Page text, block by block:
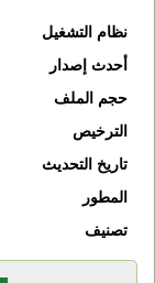
نظام التشغيل
أحدث إصدار
حجم الملف
الترخيص
تاريخ التحديث
المطور
تصنيف